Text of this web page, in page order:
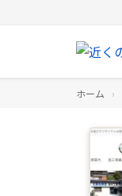
ホーム ›